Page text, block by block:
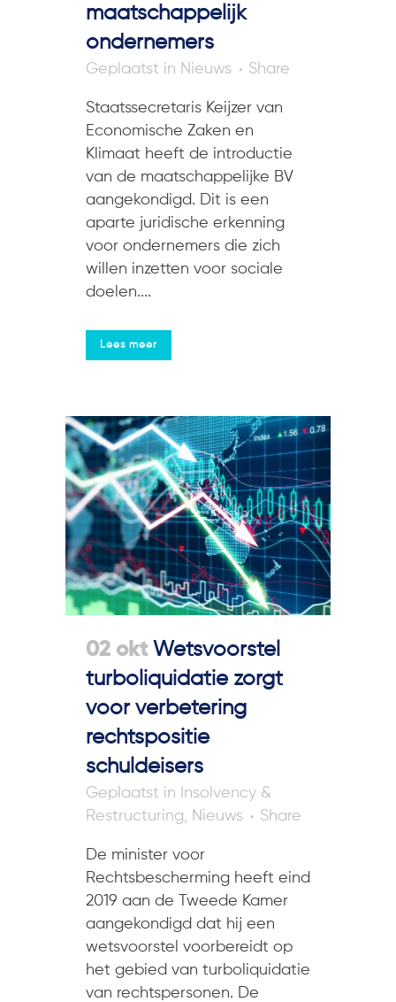
maatschappelijk
ondernemers
in Nieuws Share
Staatssecretaris Keijzer van
Economische Zaken en
Klimaat heeft de introductie
van de maatschappelijke BV
aangekondigd. Dit is een
aparte juridische erkenning
voor ondernemers die zich
willen inzetten voor sociale
doelen....
Lees meer
02 okt Wetsvoorstel
turboliquidatie zorgt
voor verbetering
rechtspositie
schuldeisers
in
Insolvency &
Restructuring, Nieuws Share
De minister voor
Rechtsbescherming heeft eind
2019 aan de Tweede Kamer
aangekondigd dat hij een
wetsvoorstel voorbereidt op
het gebied van turboliquidatie
van rechtspersonen. De